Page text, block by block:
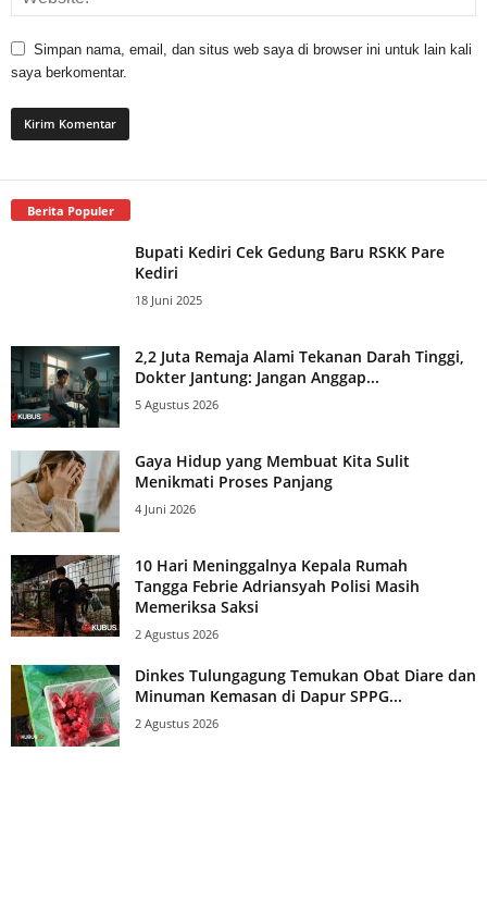
Simpan nama, email, dan situs web saya di browser ini untuk lain kali
saya berkomentar.
Berita Populer
Bupati Kediri Cek Gedung Baru RSKK Pare
Kediri
18 Juni 2025
2,2 Juta Remaja Alami Tekanan Darah Tinggi,
Dokter Jantung: Jangan Anggap...
5 Agustus 2026
Gaya Hidup yang Membuat Kita Sulit
Menikmati Proses Panjang
4 Juni 2026
10 Hari Meninggalnya Kepala Rumah
Tangga Febrie Adriansyah Polisi Masih
Memeriksa Saksi
2 Agustus 2026
Dinkes Tulungagung Temukan Obat Diare dan
Minuman Kemasan di Dapur SPPG...
2 Agustus 2026